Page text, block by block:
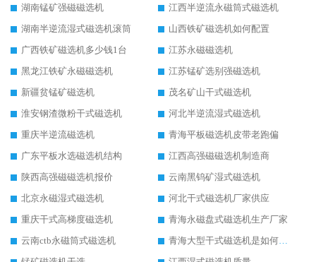
湖南锰矿强磁磁选机
江西半逆流永磁筒式磁选机
湖南半逆流湿式磁选机滚筒
山西铁矿磁选机如何配置
广西铁矿磁选机多少钱1台
江苏永磁磁选机
黑龙江铁矿永磁磁选机
江苏锰矿选别强磁选机
新疆贫锰矿磁选机
茂名矿山干式磁选机
淮安钢渣微粉干式磁选机
河北半逆流湿式磁选机
重庆半逆流磁选机
青海平板磁选机皮带老跑偏
广东平板水选磁选机结构
江西高强磁磁选机制造商
陕西高强磁磁选机报价
云南黑钨矿湿式磁选机
北京永磁湿式磁选机
河北干式磁选机厂家供应
重庆干式高梯度磁选机
青海永磁盘式磁选机生产厂家
云南ctb永磁筒式磁选机
青海大型干式磁选机是如何选矿的